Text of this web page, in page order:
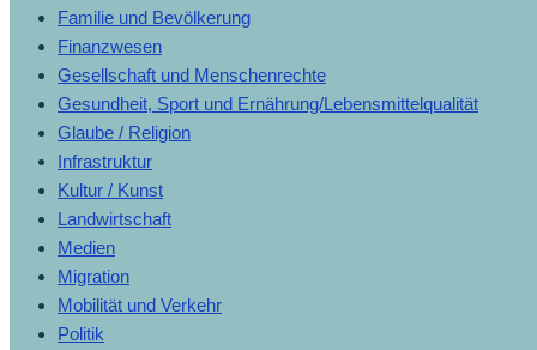
Familie und Bevölkerung
Finanzwesen
Gesellschaft und Menschenrechte
Gesundheit, Sport und Ernährung/Lebensmittelqualität
Glaube / Religion
Infrastruktur
Kultur / Kunst
Landwirtschaft
Medien
Migration
Mobilität und Verkehr
Politik